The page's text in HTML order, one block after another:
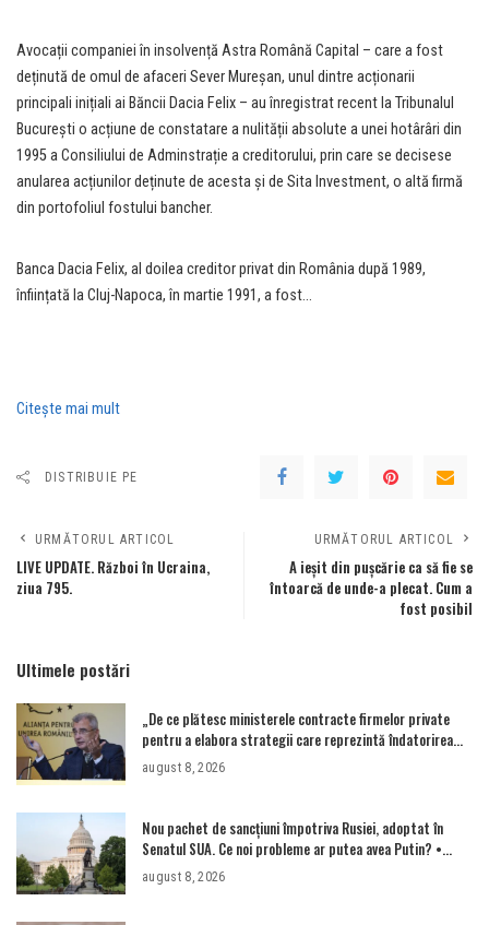
Avocații companiei în insolvență Astra Română Capital – care a fost
deținută de omul de afaceri Sever Mureșan, unul dintre acționarii
principali inițiali ai Băncii Dacia Felix – au înregistrat recent la Tribunalul
București o acțiune de constatare a nulității absolute a unei hotârâri din
1995 a Consiliului de Adminstrație a creditorului, prin care se decisese
anularea acțiunilor deținute de acesta și de Sita Investment, o altă firmă
din portofoliul fostului bancher.
Banca Dacia Felix, al doilea creditor privat din România după 1989,
înființată la Cluj-Napoca, în martie 1991, a fost…
Citeşte mai mult
DISTRIBUIE PE
URMĂTORUL ARTICOL
LIVE UPDATE. Război în Ucraina,
ziua 795.
URMĂTORUL ARTICOL
A ieşit din puşcărie ca să fie se
întoarcă de unde-a plecat. Cum a
fost posibil
Ultimele postări
„De ce plătesc ministerele contracte firmelor private
pentru a elabora strategii care reprezintă îndatorirea
angajaților din minister?”
august 8, 2026
Nou pachet de sancțiuni împotriva Rusiei, adoptat în
Senatul SUA. Ce noi probleme ar putea avea Putin? •
Newsweek România
august 8, 2026